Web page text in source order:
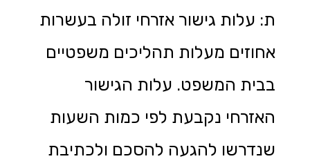
ת: עלות גישור אזרחי זולה בעשרות
אחוזים מעלות תהליכים משפטיים
בבית המשפט. עלות הגישור
האזרחי נקבעת לפי כמות השעות
שנדרשו להגעה להסכם ולכתיבת